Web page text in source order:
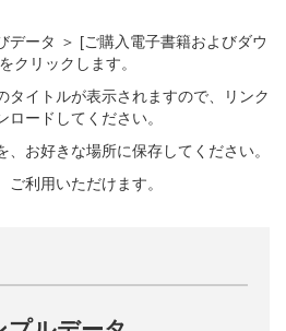
データ ＞ [ご購入電子書籍およびダウ
クリックします。
タイトルが表示されますので、リンク
ードしてください。
、お好きな場所に保存してください。
利用いただけます。